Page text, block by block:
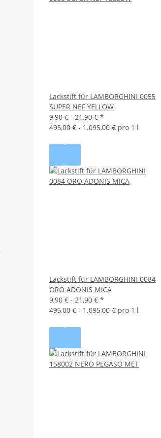
Lackstift für LAMBORGHINI 0055
SUPER NEF YELLOW
9,90 € - 21,90 € *
495,00 € - 1.095,00 € pro 1 l
Lackstift für LAMBORGHINI 0084
ORO ADONIS MICA
9,90 € - 21,90 € *
495,00 € - 1.095,00 € pro 1 l